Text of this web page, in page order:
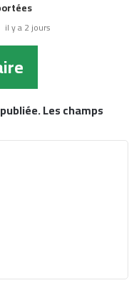
il y a 2 jours
Les champs